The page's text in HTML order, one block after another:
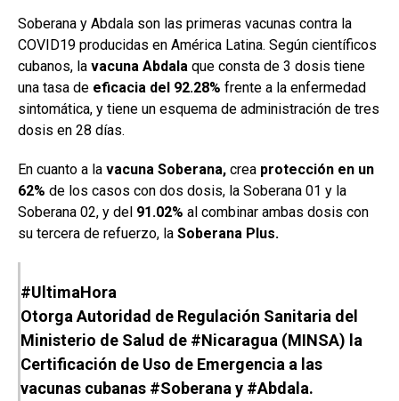
Soberana y Abdala son las primeras vacunas contra la
COVID19 producidas en América Latina. Según científicos
cubanos, la vacuna Abdala que consta de 3 dosis tiene
una tasa de eficacia del 92.28% frente a la enfermedad
sintomática, y tiene un esquema de administración de tres
dosis en 28 días.
En cuanto a la vacuna Soberana, crea protección en un
62% de los casos con dos dosis, la Soberana 01 y la
Soberana 02, y del 91.02% al combinar ambas dosis con
su tercera de refuerzo, la Soberana Plus.
#UltimaHora
Otorga Autoridad de Regulación Sanitaria del
Ministerio de Salud de #Nicaragua (MINSA) la
Certificación de Uso de Emergencia a las
vacunas cubanas #Soberana y #Abdala.